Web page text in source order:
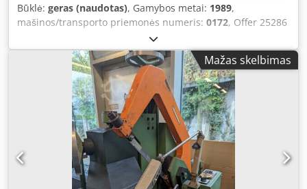
Būklė: geras (naudotas), Gamybos metai: 1989,
mašinos/transporto priemonės numeris: 0172, Offer 25286
Technical Specifications: - Saw blade dimensions: 400 x 35
x 2.0 mm - Cutting capacity - at 90° - round: approx. 252
mm - flat: approx. 250 x 160 mm - square: approx. 210 x
210 mm - at 45° - round: approx. 160 mm Dsdpow Ei Tdofx
Afwokr - flat: approx. 150 x 150 mm - Automatic material
feed - Max. vice opening width: 265 mm - Mitre-adjustable
vice - Coolant system - Drive: 400 V / 0.65 / 1.6 kW - Space
requirement: approx. W 1400 x H 950 x D 1700 mm -
Weight: approx. 600 kg
Mažas skelbimas